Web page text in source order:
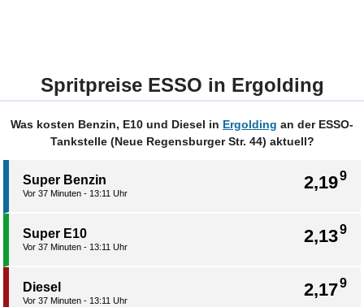
Spritpreise ESSO in Ergolding
Was kosten Benzin, E10 und Diesel in Ergolding an der ESSO-
Tankstelle (Neue Regensburger Str. 44) aktuell?
2,199
Super Benzin
Vor 37 Minuten - 13:11 Uhr
2,139
Super E10
Vor 37 Minuten - 13:11 Uhr
2,179
Diesel
Vor 37 Minuten - 13:11 Uhr